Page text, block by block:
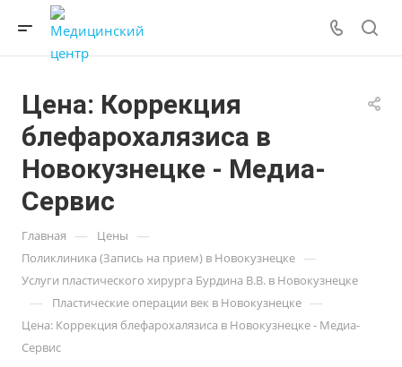
Цена: Коррекция
блефарохалязиса в
Новокузнецке - Медиа-
Сервис
Главная — Цены —
Поликлиника (Запись на прием) в Новокузнецке —
Услуги пластического хирурга Бурдина В.В. в Новокузнецке
— Пластические операции век в Новокузнецке —
Цена: Коррекция блефарохалязиса в Новокузнецке - Медиа-
Сервис